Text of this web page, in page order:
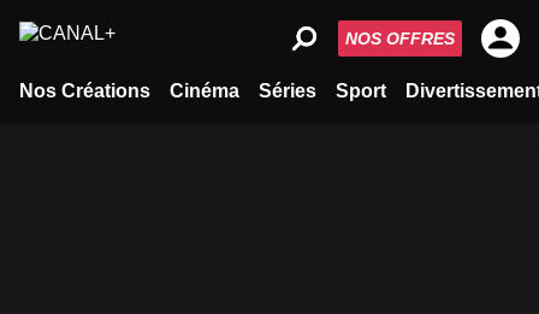
Nos Créations Cinéma Séries Sport
NOS OFFRES